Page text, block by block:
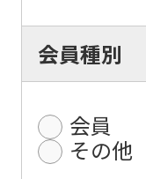
会員種別
会員
その他